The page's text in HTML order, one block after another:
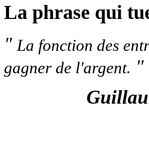
La phrase qui
" La fonction des
gagner de l'argent. "